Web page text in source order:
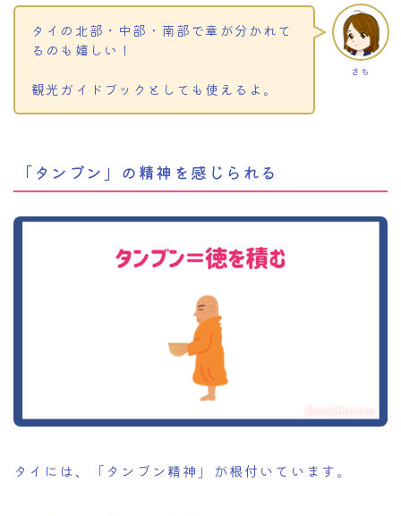
さち
タイの北部・中部・南部で章が分かれて
るのも嬉しい！
観光ガイドブックとしても使えるよ。
「タンブン」の精神を感じられる
タイには、「タンブン精神」が根付いています。